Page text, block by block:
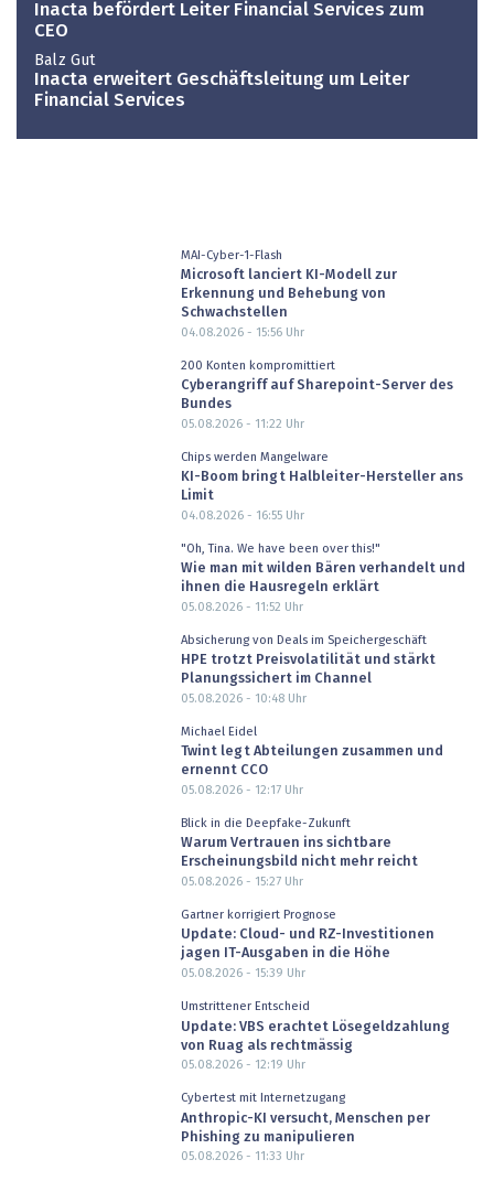
Inacta befördert Leiter Financial Services zum
CEO
Balz Gut
Inacta erweitert Geschäftsleitung um Leiter
Financial Services
MAI-Cyber-1-Flash
Microsoft lanciert KI-Modell zur
Erkennung und Behebung von
Schwachstellen
04.08.2026 - 15:56Uhr
200 Konten kompromittiert
Cyberangriff auf Sharepoint-Server des
Bundes
05.08.2026 - 11:22 Uhr
Chips werden Mangelware
KI-Boom bringt Halbleiter-Hersteller ans
Limit
04.08.2026 - 16:55Uhr
"Oh, Tina. We have been over this!"
Wie man mit wilden Bären verhandelt und
ihnen die Hausregeln erklärt
05.08.2026 - 11:52 Uhr
Absicherung von Deals im Speichergeschäft
HPE trotzt Preisvolatilität und stärkt
Planungssichert im Channel
05.08.2026 - 10:48Uhr
Michael Eidel
Twint legt Abteilungen zusammen und
ernennt CCO
05.08.2026 - 12:17Uhr
Blick in die Deepfake-Zukunft
Warum Vertrauen ins sichtbare
Erscheinungsbild nicht mehr reicht
05.08.2026 - 15:27Uhr
Gartner korrigiert Prognose
Update: Cloud- und RZ-Investitionen
jagen IT-Ausgaben in die Höhe
05.08.2026 - 15:39 Uhr
Umstrittener Entscheid
Update: VBS erachtet Lösegeldzahlung
von Ruag als rechtmässig
05.08.2026 - 12:19 Uhr
Cybertest mit Internetzugang
Anthropic-KI versucht, Menschen per
Phishing zu manipulieren
05.08.2026 - 11:33 Uhr